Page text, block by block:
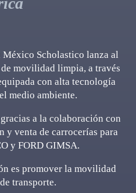
México Scholastico lanza al
movilidad limpia, a través
con alta tecnología
medio ambiente.
a la colaboración con
y venta de carrocerías para
y FORD GIMSA.
es promover la movilidad
transporte.